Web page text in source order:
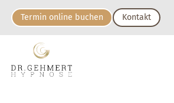
Kontakt
Termin online buchen